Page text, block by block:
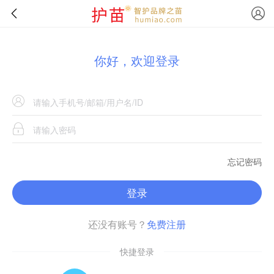
你好，欢迎登录
忘记密码
登录
还没有账号？ 免费注册
快捷登录